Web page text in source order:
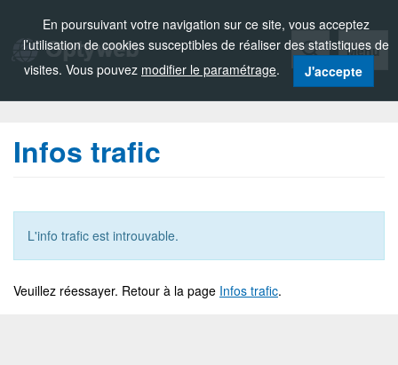
En poursuivant votre navigation sur ce site, vous acceptez
l’utilisation de cookies susceptibles de réaliser des statistiques de
visites. Vous pouvez modifier le paramétrage. J'accepte
Menu
Infos trafic
L'info trafic est introuvable.
Veuillez réessayer. Retour à la page Infos trafic.